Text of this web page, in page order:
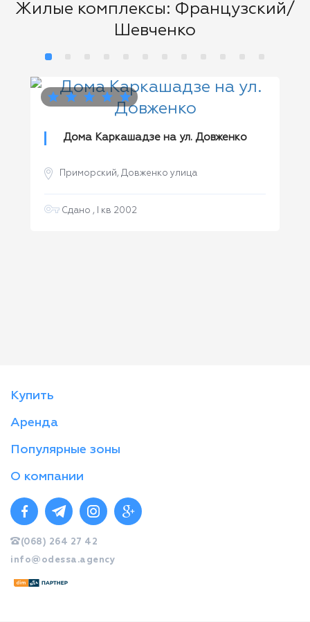
Жилые комплексы: Французский/
Шевченко
Дома Каркашадзе на ул. Довженко
Приморский, Довженко улица
Сдано , I кв 2002
Купить
Аренда
Популярные зоны
О компании
(068) 264 27 42
info@odessa.agency